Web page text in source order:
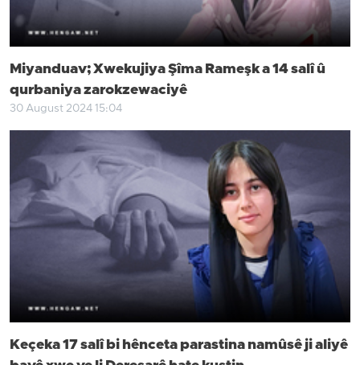
Miyanduav; Xwekujiya Şîma Rameşk a 14 salî û
qurbaniya zarokzewaciyê
30 August 2024 15:04
Keçeka 17 salî bi hênceta parastina namûsê ji aliyê